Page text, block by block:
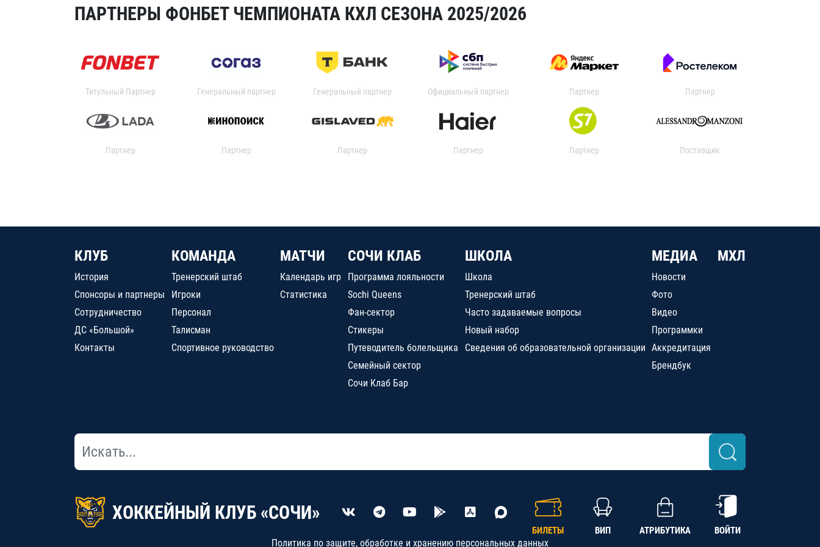
ПАРТНЕРЫ ФОНБЕТ ЧЕМПИОНАТА КХЛ СЕЗОНА 2025/2026
Титульный Партнер Генеральный партнер Генеральный партнер Официальный партнер Партнер Партнер
Партнер Партнер Партнер Партнер Партнер Поставщик
КЛУБ
История
Спонсоры и партнеры
Сотрудничество
ДС «Большой»
Контакты
КОМАНДА
Тренерский штаб
Игроки
Персонал
Талисман
Спортивное руководство
МАТЧИ
Календарь игр
Статистика
СОЧИ КЛАБ
Программа лояльности
Sochi Queens
Фан-сектор
Стикеры
Путеводитель болельщика
Семейный сектор
Сочи Клаб Бар
ШКОЛА
Школа
Тренерский штаб
Часто задаваемые вопросы
Новый набор
Сведения об образовательной организации
МЕДИА
Новости
Фото
Видео
Программки
Аккредитация
Брендбук
МХЛ
ХОККЕЙНЫЙ КЛУБ «СОЧИ»
БИЛЕТЫ ВИП АТРИБУТИКА ВОЙТИ
Политика по защите, обработке и хранению персональных данных